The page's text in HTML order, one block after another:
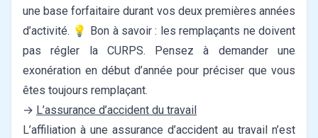
une base forfaitaire durant vos deux premières années
d’activité. 💡 Bon à savoir : les remplaçants ne doivent
pas régler la CURPS. Pensez à demander une
exonération en début d’année pour préciser que vous
êtes toujours remplaçant.
→ L’assurance d’accident du travail
L’affiliation à une assurance d’accident au travail n’est